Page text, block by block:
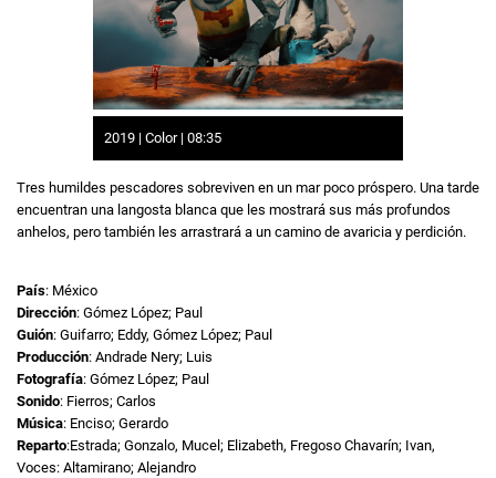
2019 | Color | 08:35
Tres humildes pescadores sobreviven en un mar poco próspero. Una tarde
encuentran una langosta blanca que les mostrará sus más profundos
anhelos, pero también les arrastrará a un camino de avaricia y perdición.
País: México
Dirección: Gómez López; Paul
Guión: Guifarro; Eddy, Gómez López; Paul
Producción: Andrade Nery; Luis
Fotografía: Gómez López; Paul
Sonido: Fierros; Carlos
Música: Enciso; Gerardo
Reparto:Estrada; Gonzalo, Mucel; Elizabeth, Fregoso Chavarín; Ivan,
Voces: Altamirano; Alejandro